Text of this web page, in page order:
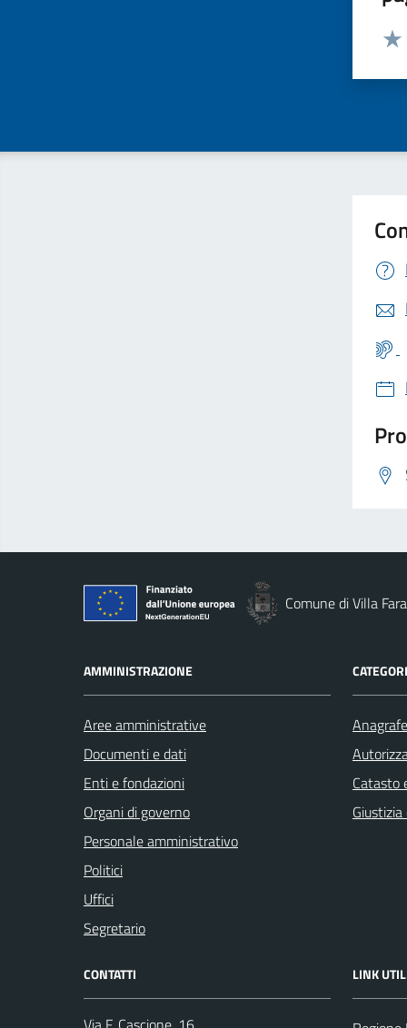
Comune di Villa
AMMINISTRAZIONE
Aree amministrative
Documenti e dati
Enti e fondazioni
Organi di governo
Personale amministrativo
Politici
Uffici
Segretario
Catasto
CONTATTI LINK